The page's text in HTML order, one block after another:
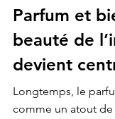
Parfum et
beauté de
devient
Longtemps, le
comme un atout de